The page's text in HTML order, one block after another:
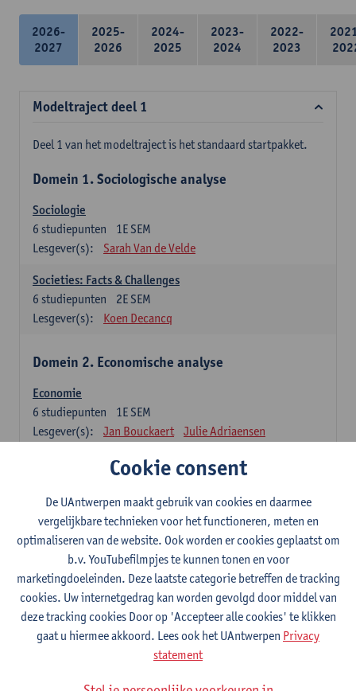
2026-
2027
2025-
2026
2024-
2025
2023-
2024
2022-
2023
Modeltraject deel 1
Deel 1 van het modeltraject is het standaard startpakket.
Domein 1. Sociologische analyse
Sociologie
1E SEM
6 studiepunten
Lesgever(s):
Sarah Van de Velde
Societies: Facts & Challenges
2E SEM
6 studiepunten
Lesgever(s):
Koen Decancq
Domein 2. Economische analyse
Economie
1E SEM
6 studiepunten
Lesgever(s):
Jan Bouckaert Julie Adriaensen
Domein 3. Bedrijfseconomie
Accountancy
1E/2E SEM
6studiepunten
Lesgever(s):
Tom Van Caneghem Christine Lippens
Domein 6. Kwantitatieve methoden
Beschrijvende statistiek en kansrekenen
2E SEM
3studiepunten
Stephan Van der Veeken
Cookie consent
De UAntwerpen maakt gebruik van cookies en daarmee
vergelijkbare technieken voor het functioneren, meten en
optimaliseren van de website. Ook worden er cookies geplaatst om
b.v. YouTubefilmpjes te kunnen tonen en voor
marketingdoeleinden. Deze laatste categorie betreffen de tracking
cookies. Uw internetgedrag kan worden gevolgd door middel van
deze tracking cookies Door op 'Accepteer alle cookies' te klikken
gaat u hiermee akkoord. Lees ook het UAntwerpen Privacy
statement